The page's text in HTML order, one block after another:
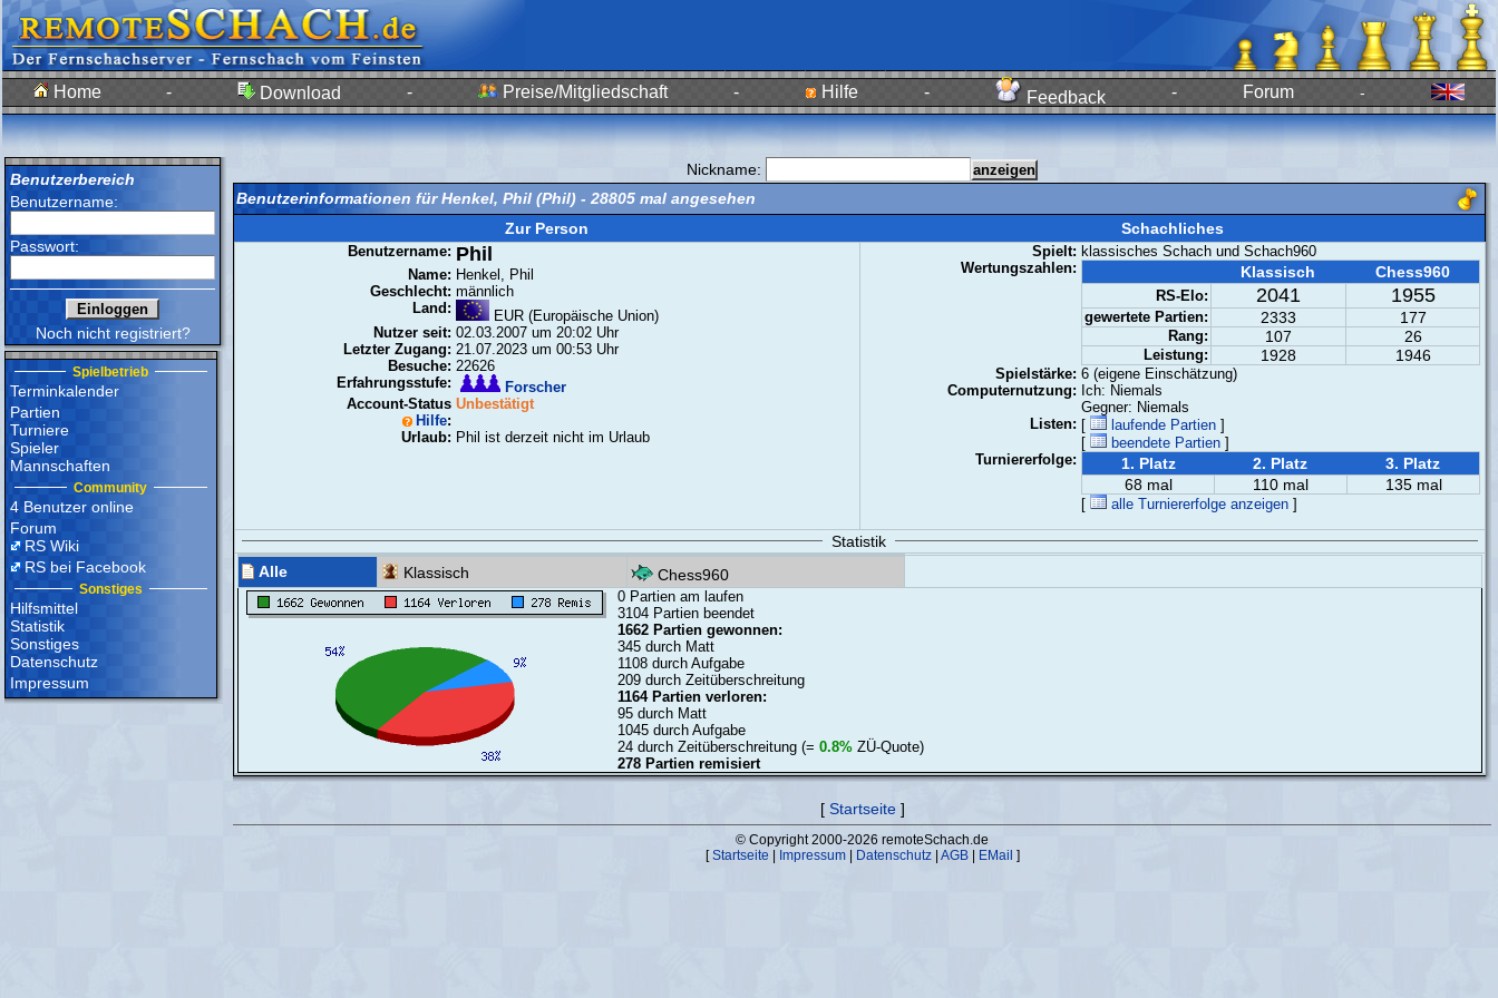
Home - Download - Preise/Mitgliedschaft - Hilfe - Feedback - Forum -
Benutzerbereich
Benutzername:
Passwort:
Noch nicht registriert?
Spielbetrieb
Terminkalender
Partien
Turniere
Spieler
Mannschaften
Community
4 Benutzer online
Forum
RS Wiki
RS bei Facebook
Sonstiges
Hilfsmittel
Statistik
Sonstiges
Datenschutz
Impressum
Nickname:
Benutzerinformationen für Henkel, Phil (Phil) - 28805 mal angesehen
Zur Person
Schachliches
Benutzername: Phil
Name: Henkel, Phil
Geschlecht: männlich
Land:
EUR (Europäische Union)
Nutzer seit: 02.03.2007 um 20:02 Uhr
Letzter Zugang: 21.07.2023 um 00:53 Uhr
Besuche: 22626
Erfahrungsstufe:
Forscher
Account-Status
Hilfe:
Unbestätigt
Urlaub: Phil ist derzeit nicht im Urlaub
Spielt: klassisches Schach und Schach960
Wertungszahlen:
Klassisch Chess960
RS-Elo: 2041 1955
gewertete Partien: 2333 177
Rang: 107 26
Leistung: 1928 1946
Spielstärke: 6 (eigene Einschätzung)
Computernutzung: Ich: Niemals
Gegner: Niemals
Listen: [ laufende Partien ]
[
beendete Partien ]
Turniererfolge:
1. Platz 2. Platz
3. Platz
68 mal
110 mal 135 mal
[ alle Turniererfolge anzeigen ]
Statistik
Alle
Klassisch Chess960
0 Partien am laufen
3104 Partien beendet
1662 Partien gewonnen:
345 durch Matt
1108 durch Aufgabe
209 durch Zeitüberschreitung
1164 Partien verloren:
95 durch Matt
1045 durch Aufgabe
24 durch Zeitüberschreitung (= 0.8% ZÜ-Quote)
278 Partien remisiert
[ Startseite]
© Copyright 2000-2026 remoteSchach.de
[Startseite Impressum| Datenschutz| AGB| EMail ]